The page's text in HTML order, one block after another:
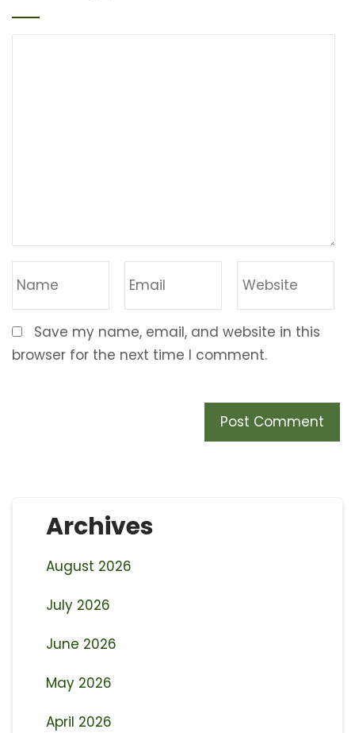
Save my name, email, and website in this
browser for the next time I comment.
Archives
August 2026
July 2026
June 2026
May 2026
April 2026